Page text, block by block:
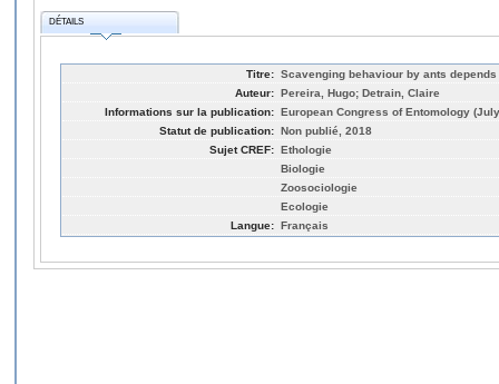
DÉTAILS
Titre: Scavenging behaviour by ants
Auteur: Pereira, Hugo; Detrain, Claire
Informations sur la publication: European Congress of Entomology
Statut de publication: Non publié, 2018
Sujet CREF: Ethologie
Biologie
Zoosociologie
Ecologie
Langue: Français